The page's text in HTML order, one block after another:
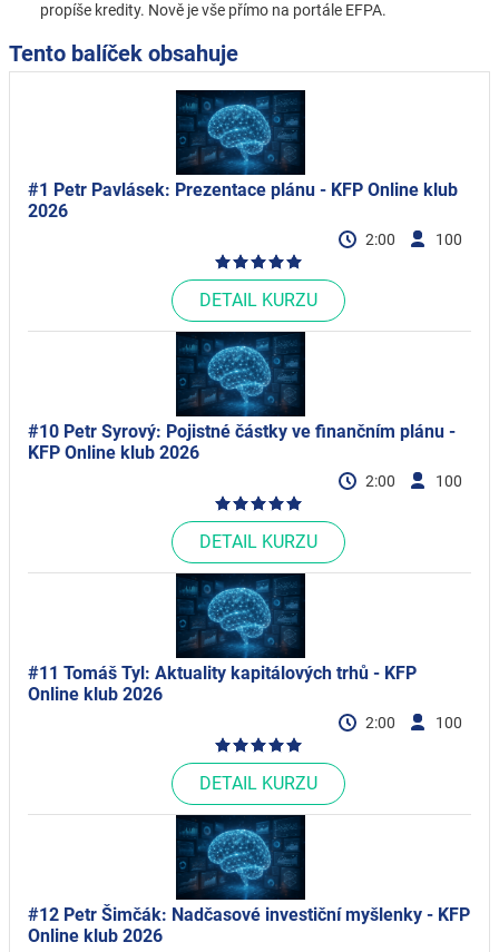
propíše kredity. Nově je vše přímo na portále EFPA.
Tento balíček obsahuje
#1 Petr Pavlásek: Prezentace plánu - KFP Online klub
2026
2:00 100
DETAIL KURZU
#10 Petr Syrový: Pojistné částky ve finančním plánu -
KFP Online klub 2026
2:00 100
DETAIL KURZU
#11 Tomáš Tyl: Aktuality kapitálových trhů - KFP
Online klub 2026
2:00 100
DETAIL KURZU
#12 Petr Šimčák: Nadčasové investiční myšlenky - KFP
Online klub 2026